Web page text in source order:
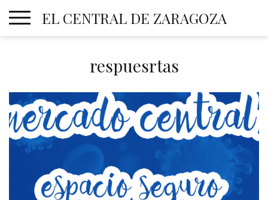
EL CENTRAL DE ZARAGOZA
respuesrtas